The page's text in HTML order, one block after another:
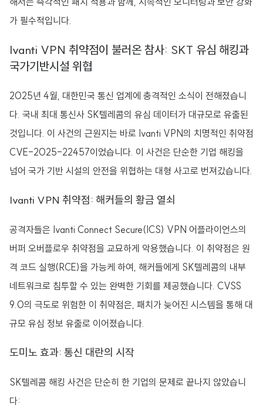
가 필수적입니다.
Ivanti VPN 취약점이 불러온 참사: SKT 유심 해킹과
국가기반시설 위협
2025년 4월, 대한민국 통신 업계에 충격적인 소식이 전해졌습니
다. 국내 최대 통신사 SK텔레콤의 유심 데이터가 대규모로 유출된
것입니다. 이 사건의 근원지는 바로 Ivanti VPN의 치명적인 취약점
CVE-2025-22457이었습니다. 이 사건은 단순한 기업 해킹을
넘어 국가 기반 시설의 안전을 위협하는 대형 사고로 번져갔습니다.
Ivanti VPN 취약점: 해커들의 황금 열쇠
공격자들은 Ivanti Connect Secure(ICS) VPN 어플라이언스의
버퍼 오버플로우 취약점을 교묘하게 악용했습니다. 이 취약점은 원
격 코드 실행(RCE)을 가능케 하여, 해커들에게 SK텔레콤의 내부
네트워크로 침투할 수 있는 완벽한 기회를 제공했습니다. CVSS
9.0의 극도로 위험한 이 취약점은, 패치가 늦어진 시스템을 통해 대
규모 유심 정보 유출로 이어졌습니다.
도미노 효과: 통신 대란의 시작
SK텔레콤 해킹 사건은 단순히 한 기업의 문제로 끝나지 않았습니
다: